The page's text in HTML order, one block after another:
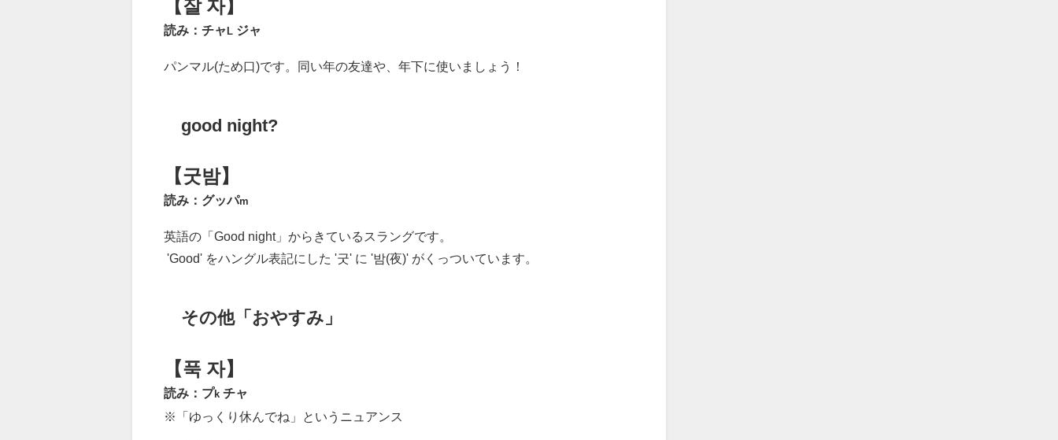
【잘 자】
読み：チャ L ジャ
パンマル(ため口)です。同い年の友達や、年下に使いましょう！
good night?
【굿밤】
読み：グッパm
英語の「Good night」からきているスラングです。
'Good' をハングル表記にした '굿' に '밤(夜)' がくっついています。
その他「おやすみ」
【푹 자】
読み：プk チャ
※「ゆっくり休んでね」というニュアンス